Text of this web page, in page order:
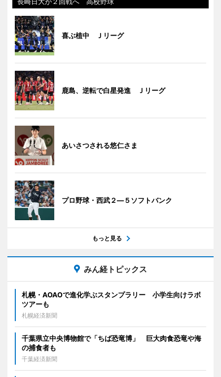
喜ぶ植中 Ｊリーグ
鹿島、逆転で白星発進 Ｊリーグ
あいさつされる悠仁さま
プロ野球・西武２―５ソフトバンク
もっと見る
みん経トピックス
札幌・AOAOで進化学ぶスタンプラリー 小学生向けラボ
ツアーも
札幌経済新聞
千葉県立中央博物館で「ちば恐竜博」 巨大肉食恐竜や海
の捕食者も
千葉経済新聞